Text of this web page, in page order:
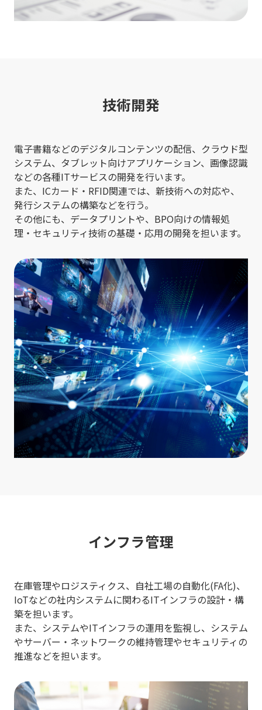
技術開発
電子書籍などのデジタルコンテンツの配信、クラウド型
システム、タブレット向けアプリケーション、画像認識
などの各種ITサービスの開発を行います。
また、ICカード・RFID関連では、新技術への対応や、
発行システムの構築などを行う。
その他にも、データプリントや、BPO向けの情報処
理・セキュリティ技術の基礎・応用の開発を担います。
インフラ管理
在庫管理やロジスティクス、自社工場の自動化(FA化)、
IoTなどの社内システムに関わるITインフラの設計・構
築を担います。
また、システムやITインフラの運用を監視し、システム
やサーバー・ネットワークの維持管理やセキュリティの
推進などを担います。